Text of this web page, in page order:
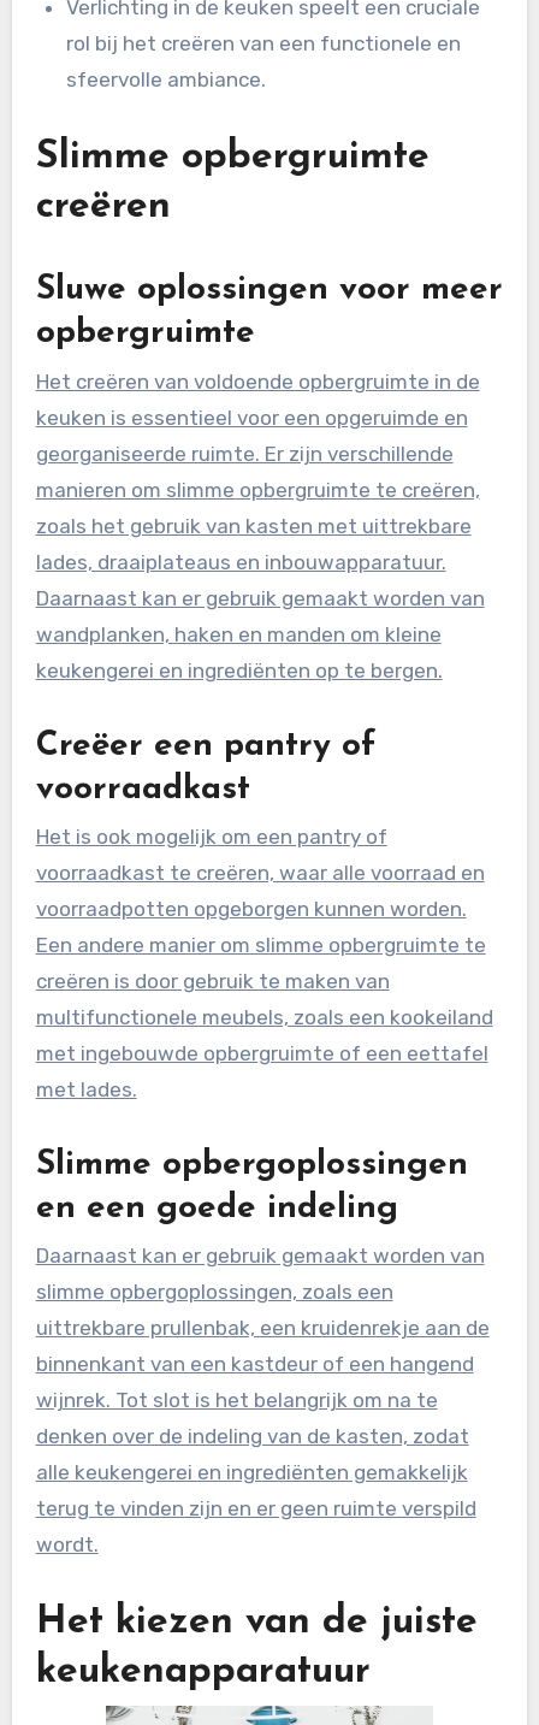
Verlichting in de keuken speelt een cruciale
rol bij het creëren van een functionele en
sfeervolle ambiance.
Slimme opbergruimte
creëren
Sluwe oplossingen voor meer
opbergruimte
Het creëren van voldoende opbergruimte in de
keuken is essentieel voor een opgeruimde en
georganiseerde ruimte. Er zijn verschillende
manieren om slimme opbergruimte te creëren,
zoals het gebruik van kasten met uittrekbare
lades, draaiplateaus en inbouwapparatuur.
Daarnaast kan er gebruik gemaakt worden van
wandplanken, haken en manden om kleine
keukengerei en ingrediënten op te bergen.
Creëer een pantry of
voorraadkast
Het is ook mogelijk om een pantry of
voorraadkast te creëren, waar alle voorraad en
voorraadpotten opgeborgen kunnen worden.
Een andere manier om slimme opbergruimte te
creëren is door gebruik te maken van
multifunctionele meubels, zoals een kookeiland
met ingebouwde opbergruimte of een eettafel
met lades.
Slimme opbergoplossingen
en een goede indeling
Daarnaast kan er gebruik gemaakt worden van
slimme opbergoplossingen, zoals een
uittrekbare prullenbak, een kruidenrekje aan de
binnenkant van een kastdeur of een hangend
wijnrek. Tot slot is het belangrijk om na te
denken over de indeling van de kasten, zodat
alle keukengerei en ingrediënten gemakkelijk
terug te vinden zijn en er geen ruimte verspild
wordt.
Het kiezen van de juiste
keukenapparatuur